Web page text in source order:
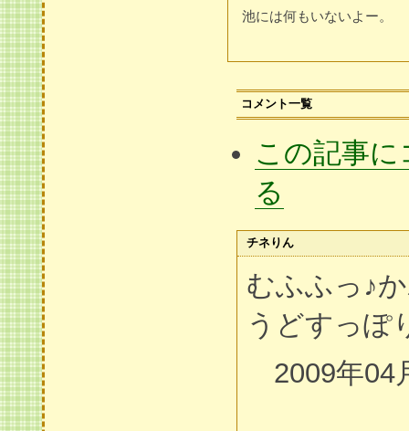
池には何もいないよー。
コメント一覧
この記事
る
チネりん
むふふっ♪
うどすっ
2009年04